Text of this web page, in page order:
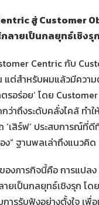
สู่ Customer
ลายเป็นกลยุทธ์เชิงรุก
Centric กับ
แต่สำหรับผมแล้วมีควา
ตรอร่อย’ โดย
ว่าถึงระดับคลั่งไคล้ ทำใ
‘เสิร์ฟ’ ประสบการณ์ที่
ง” ฐานพลเล่าถึงแนวคิด
งภารกิจนี้คือ การแปลง
ยเป็นกลยุทธ์เชิงรุก โด
ารรับฟังอย่างตั้งใจ เพื่